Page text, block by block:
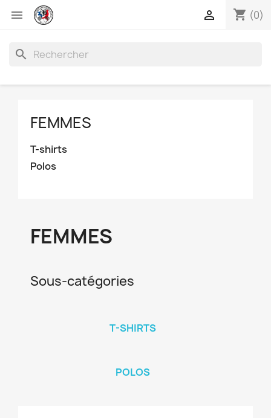
 shopping_cart (0)

search
FEMMES
T-shirts
Polos
FEMMES
Sous-catégories
T-SHIRTS
POLOS